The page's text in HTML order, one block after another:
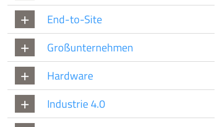
End-to-Site
Großunternehmen
Hardware
Industrie 4.0